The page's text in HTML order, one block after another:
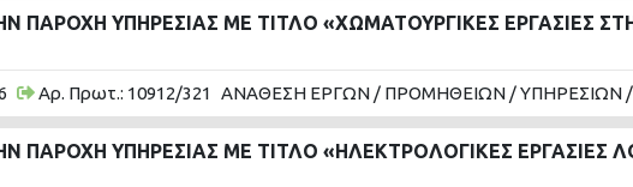
ΠΑΡΟΧΗ ΥΠΗΡΕΣΙΑΣ ΜΕ ΤΙΤΛΟ «ΧΩΜΑΤΟΥΡΓΙΚΕΣ ΕΡΓΑΣΙΕΣ
Αρ. Πρωτ.: 10912/321 ΑΝΑΘΕΣΗ ΕΡΓΩΝ / ΠΡΟΜΗΘΕΙΩΝ / ΥΠΗΡΕΣΙΩΝ
ΠΑΡΟΧΗ ΥΠΗΡΕΣΙΑΣ ΜΕ ΤΙΤΛΟ «ΗΛΕΚΤΡΟΛΟΓΙΚΕΣ ΕΡΓΑΣΙΕΣ